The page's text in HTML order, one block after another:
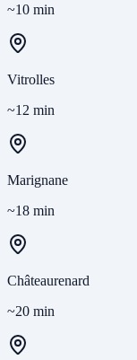
~10 min
Vitrolles
~12 min
Marignane
~18 min
Châteaurenard
~20 min